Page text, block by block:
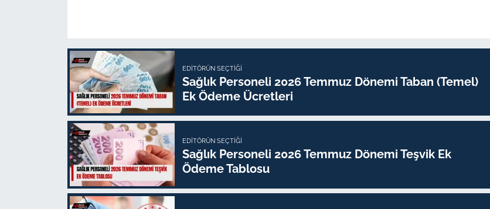
EDITÖRÜN SEÇTIĞI
Sağlık Personeli 2026 Temmuz Dönemi Taban (Temel)
Ek Ödeme Ücretleri
EDITÖRÜN SEÇTIĞI
Sağlık Personeli 2026 Temmuz Dönemi Teşvik Ek
Ödeme Tablosu